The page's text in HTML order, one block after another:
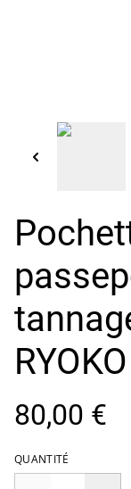
80,00 €
QUANTITÉ